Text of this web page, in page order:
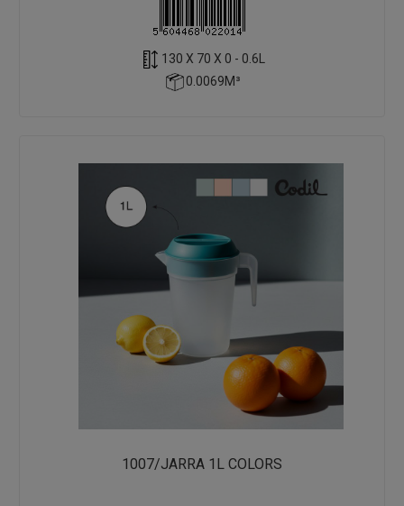
130 X 70 X 0 - 0.6L
0.0069M³
1007/JARRA 1L COLORS